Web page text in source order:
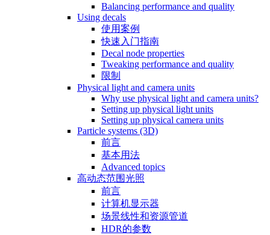
Balancing performance and quality
Using decals
使用案例
快速入门指南
Decal node properties
Tweaking performance and quality
限制
Physical light and camera units
Why use physical light and camera units?
Setting up physical light units
Setting up physical camera units
Particle systems (3D)
前言
基本用法
Advanced topics
高动态范围光照
前言
计算机显示器
场景线性和资源管道
HDR的参数